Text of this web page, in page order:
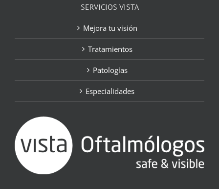
SERVICIOS VISTA
Mejora tu visión
Tratamientos
Patologías
Especialidades